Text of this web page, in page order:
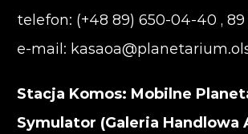
telefon: (+48 89) 650-04-40 , 89
e-mail:
Stacja Komos: Mobilne
Symulator (Galeria Handlowa